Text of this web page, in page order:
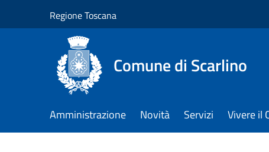
Regione Toscana
Comune di Scarlino
Amministrazione Novità Servizi Vivere il